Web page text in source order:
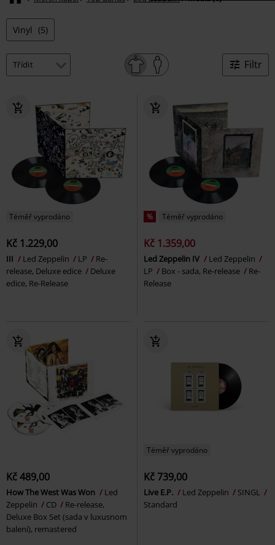
Vinyl (5)
Filtr
Téměř vyprodáno
Kč 1.229,00
III Led Zeppelin LP
Re-
release, Deluxe edice
Deluxe
edice, Re-Release
% Téměř vyprodáno
Kč 1.359,00
Led Zeppelin IV
Led Zeppelin
LP
Box - sada, Re-release
Re-
Release
Kč 489,00
How The West Was Won
Led
Zeppelin
CD
Re-release,
Deluxe Box Set (sada v luxusnom
balení), remastered
Téměř vyprodáno
Kč 739,00
Live E.P. Led Zeppelin
SINGL
Standard